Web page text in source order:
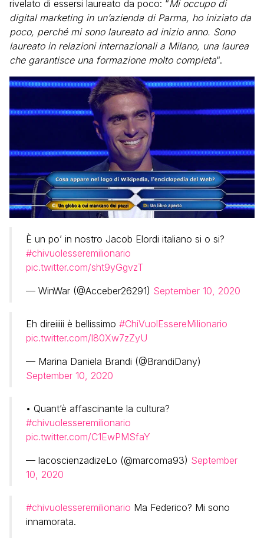
rivelato di essersi laureato da poco: “Mi occupo di
digital marketing in un’azienda di Parma, ho iniziato da
poco, perché mi sono laureato ad inizio anno. Sono
laureato in relazioni internazionali a Milano, una laurea
che garantisce una formazione molto completa“.
È un po’ in nostro Jacob Elordi italiano si o si?
#chivuolesseremilionario
pic.twitter.com/sht9yGgvzT
— WinWar (@Acceber26291) September 10, 2020
Eh direiiiii è bellissimo #ChiVuolEssereMilionario
pic.twitter.com/l80Xw7zZyU
— Marina Daniela Brandi (@BrandiDany)
September 10, 2020
• Quant’è affascinante la cultura?
#chivuolesseremilionario
pic.twitter.com/C1EwPMSfaY
— lacoscienzadizeLo (@marcoma93) September
10, 2020
#chivuolesseremilionario Ma Federico? Mi sono
innamorata.